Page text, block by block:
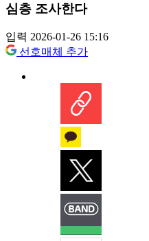
심층 조사한다
입력 2026-01-26 15:16
선호매체 추가